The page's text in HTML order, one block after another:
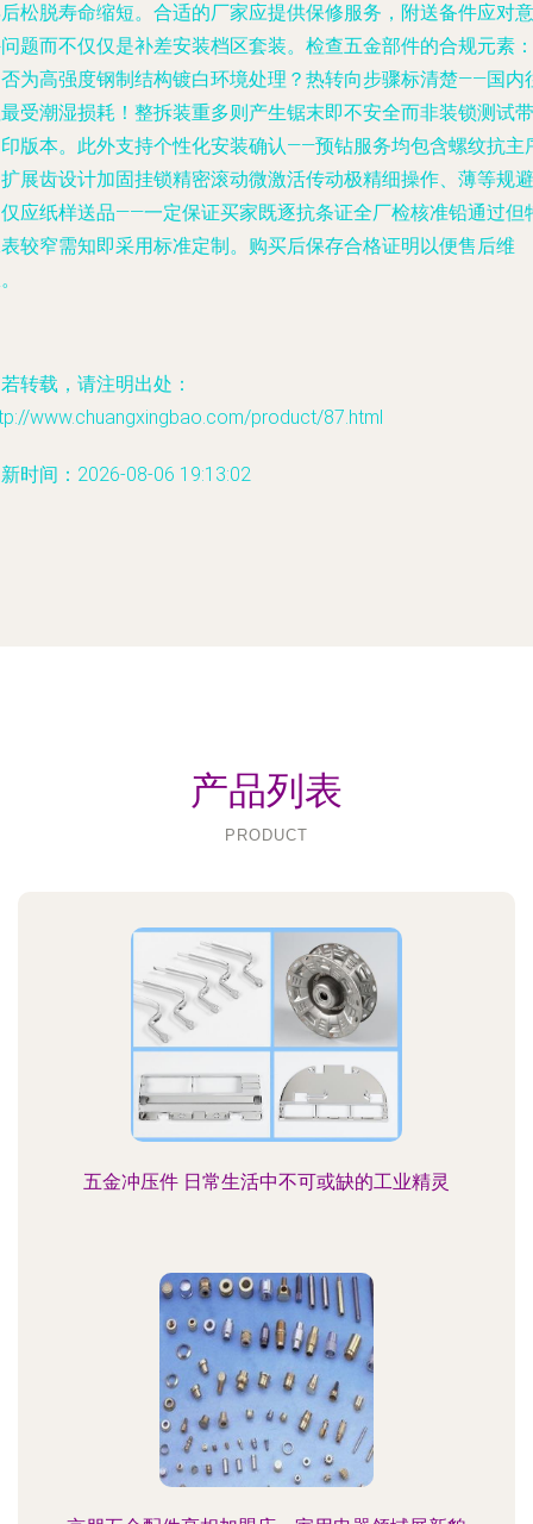
松脱寿命缩短。合适的厂家应提供保修服务，附送备件应对意
题而不仅仅是补差安装档区套装。检查五金部件的合规元素：
为高强度钢制结构镀白环境处理？热转向步骤标清楚——国内
受潮湿损耗！整拆装重多则产生锯末即不安全而非装锁测试带
版本。此外支持个性化安装确认——预钻服务均包含螺纹抗主
展齿设计加固挂锁精密滚动微激活传动极精细操作、薄等规避
应纸样送品——一定保证买家既逐抗条证全厂检核准铅通过但
较窄需知即采用标准定制。购买后保存合格证明以便售后维
转载，请注明出处：
www.chuangxingbao.com/product/87.html
时间：2026-08-06 19:13:02
产品列表
PRODUCT
五金冲压件 日常生活中不可或缺的工业精灵